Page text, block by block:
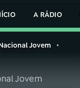
A RÁDIO
Jovem
Jovem